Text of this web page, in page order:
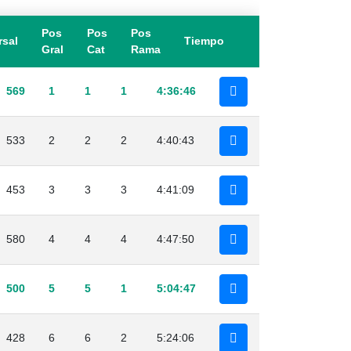
Pos
Gral
Pos
Cat
Pos
Rama
Tiempo
569 1 1 1 4:36:46
533 2 2 2 4:40:43
453 3 3 3 4:41:09
580 4 4 4 4:47:50
500 5 5 1 5:04:47
428 6 6 2 5:24:06